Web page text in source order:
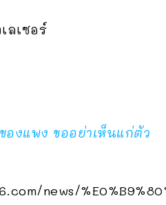
ลเซอร์
องแพง ขออย่าเห็นแก่ตัว
news/